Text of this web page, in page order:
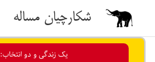
شکارچیان مساله
یک زندگی و دو انتخاب: